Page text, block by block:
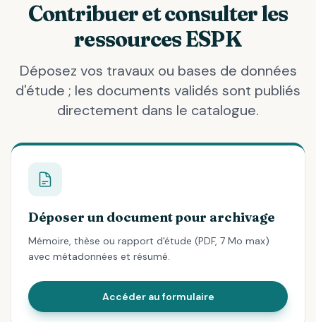
Contribuer et consulter les
ressources ESPK
Déposez vos travaux ou bases de données
d'étude ; les documents validés sont publiés
directement dans le catalogue.
Déposer un document pour archivage
Mémoire, thèse ou rapport d'étude (PDF, 7 Mo max)
avec métadonnées et résumé.
Accéder au formulaire